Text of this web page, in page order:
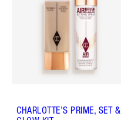
CHARLOTTE’S PRIME, SET &